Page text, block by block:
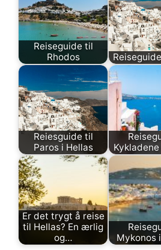
Reiseguide til
Rhodos
Reiesguide til
Paros i Hellas
Er det trygt å reise
til Hellas? En ærlig
og…
Mykonos